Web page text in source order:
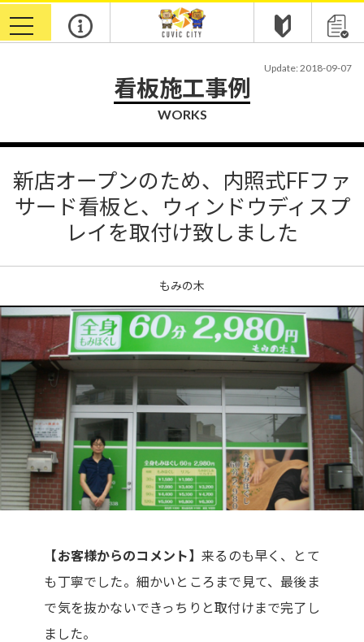
toggle
navigation
Update: 2018-09-07
看板施工事例
WORKS
新店オープンのため、内照式FFファ
サード看板と、ウィンドウディスプ
レイを取付け致しました
もみの木
【お客様からのコメント】来るのも早く、とて
も丁寧でした。細かいところまで見て、最後ま
で気を抜かないできっちりと取付けまで完了し
ました。